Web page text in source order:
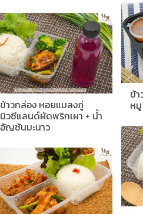
ข้
หมู
ข้าวกล่อง หอยแมลงภู่
นิวซีแลนด์ผัดพริกเผา + น้ำ
อัญชันมะนาว